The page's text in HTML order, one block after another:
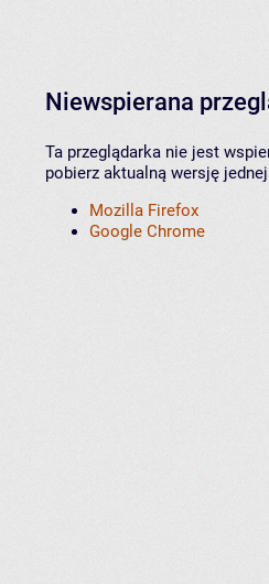
Niewspierana
Ta przeglądarka nie jest
pobierz aktualną wersję
Mozilla Firefox
Google Chrome